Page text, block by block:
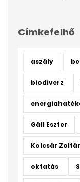
Címkefelhő
aszály
biodiverz
Gáll Eszter
Kolcsár
oktatás